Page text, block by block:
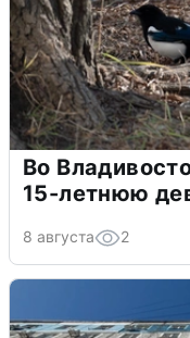
Во
15-летнюю
8 августа 2